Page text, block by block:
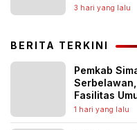
3 hari yang lalu
BERITA TERKINI
Pemkab
Fasilitas
Banjir
1 hari yang lalu